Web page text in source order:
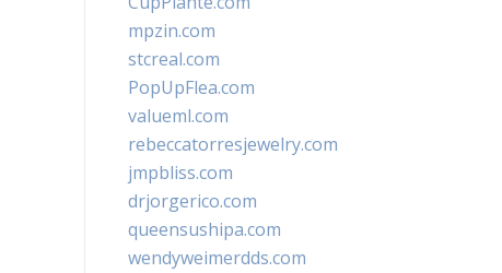
mpzin.com
stcreal.com
PopUpFlea.com
valueml.com
rebeccatorresjewelry.com
jmpbliss.com
drjorgerico.com
queensushipa.com
wendyweimerdds.com